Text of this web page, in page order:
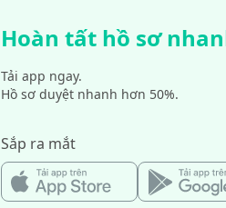
Hoàn tất hồ sơ
Tải app ngay.
Hồ sơ duyệt nhanh hơn 50%.
Sắp ra mắt